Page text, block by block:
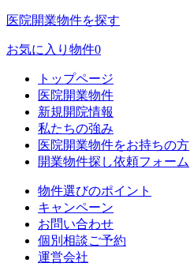
医院開業物件を探す
お気に入り物件0
トップページ
医院開業物件
新規開院情報
私たちの強み
医院開業物件をお持ちの方
開業物件探し依頼フォーム
物件選びのポイント
キャンペーン
お問い合わせ
個別相談ご予約
運営会社